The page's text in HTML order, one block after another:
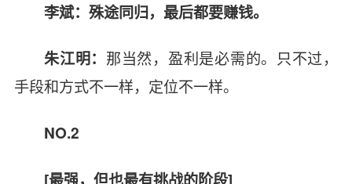
李斌：殊途同归，最后都要赚钱。
朱江明： 那当然，盈利是必需的。只不过，
手段和方式不一样，定位不一样。
NO.2